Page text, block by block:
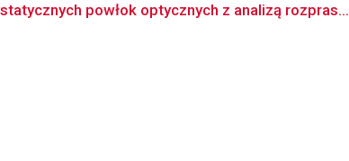
powłok optycznych z analizą rozpras...